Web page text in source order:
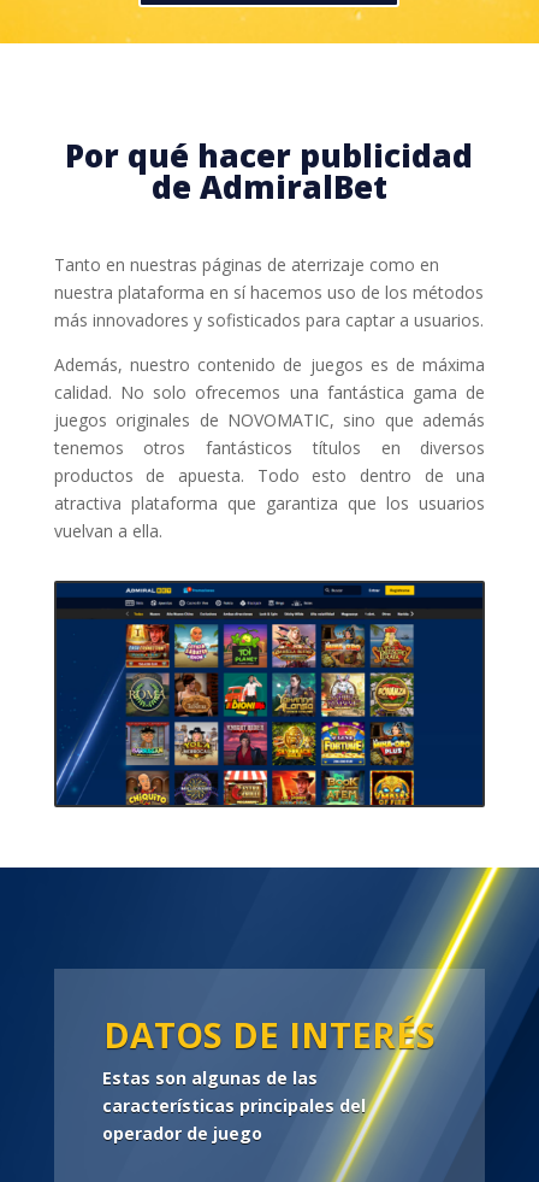
Por qué hacer publicidad
de AdmiralBet
Tanto en nuestras páginas de aterrizaje como en
nuestra plataforma en sí hacemos uso de los métodos
más innovadores y sofisticados para captar a usuarios.
Además, nuestro contenido de juegos es de máxima
calidad. No solo ofrecemos una fantástica gama de
juegos originales de NOVOMATIC, sino que además
tenemos otros fantásticos títulos en diversos
productos de apuesta. Todo esto dentro de una
atractiva plataforma que garantiza que los usuarios
vuelvan a ella.
DATOS DE INTERÉS
Estas son algunas de las
características principales del
operador de juego